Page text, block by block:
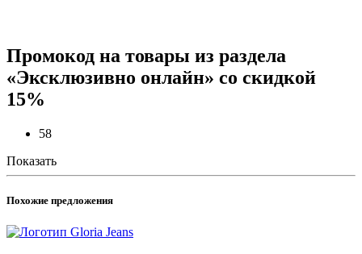
Промокод на товары из раздела
«Эксклюзивно онлайн» со скидкой
15%
58
Показать
Похожие предложения